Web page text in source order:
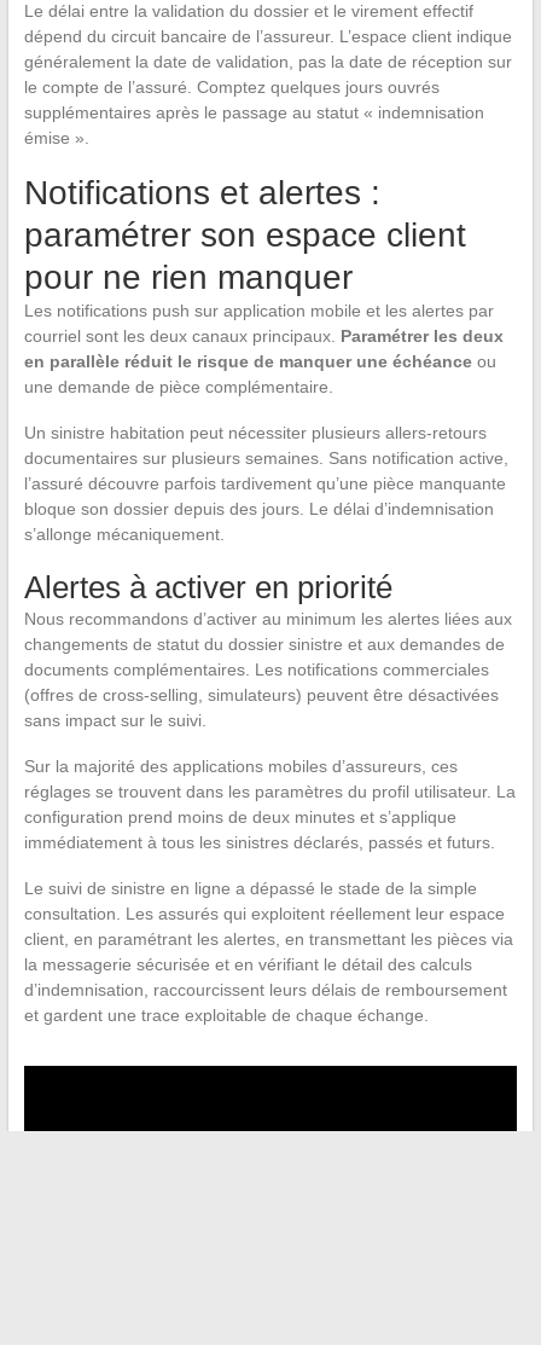
Le délai entre la validation du dossier et le virement effectif
dépend du circuit bancaire de l’assureur. L’espace client indique
généralement la date de validation, pas la date de réception sur
le compte de l’assuré. Comptez quelques jours ouvrés
supplémentaires après le passage au statut « indemnisation
émise ».
Notifications et alertes :
paramétrer son espace client
pour ne rien manquer
Les notifications push sur application mobile et les alertes par
courriel sont les deux canaux principaux. Paramétrer les deux
en parallèle réduit le risque de manquer une échéanceou
une demande de pièce complémentaire.
Un sinistre habitation peut nécessiter plusieurs allers-retours
documentaires sur plusieurs semaines. Sans notification active,
l’assuré découvre parfois tardivement qu’une pièce manquante
bloque son dossier depuis des jours. Le délai d’indemnisation
s’allonge mécaniquement.
Alertes à activer en priorité
Nous recommandons d’activer au minimum les alertes liées aux
changements de statut du dossier sinistre et aux demandes de
documents complémentaires. Les notifications commerciales
(offres de cross-selling, simulateurs) peuvent être désactivées
sans impact sur le suivi.
Sur la majorité des applications mobiles d’assureurs, ces
réglages se trouvent dans les paramètres du profil utilisateur. La
configuration prend moins de deux minutes et s’applique
immédiatement à tous les sinistres déclarés, passés et futurs.
Le suivi de sinistre en ligne a dépassé le stade de la simple
consultation. Les assurés qui exploitent réellement leur espace
client, en paramétrant les alertes, en transmettant les pièces via
la messagerie sécurisée et en vérifiant le détail des calculs
d’indemnisation, raccourcissent leurs délais de remboursement
et gardent une trace exploitable de chaque échange.